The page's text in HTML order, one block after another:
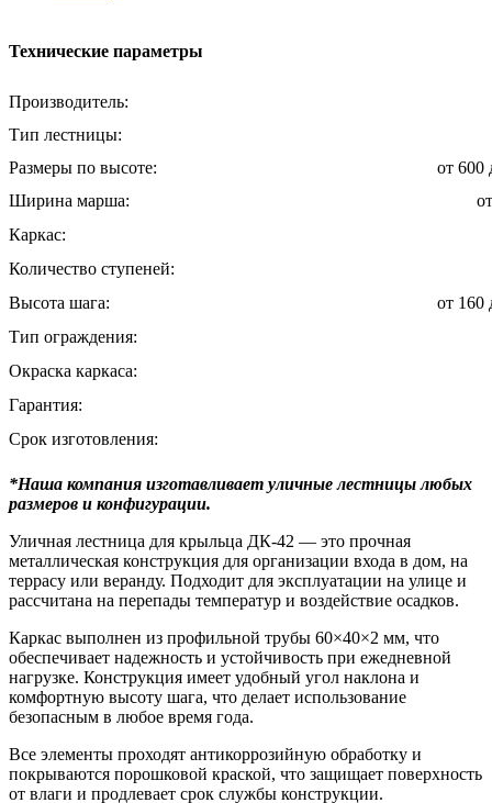
Технические параметры
Производитель:
Тип лестницы:
Размеры по высоте:
от 600
Ширина марша:
Каркас:
Количество ступеней:
Высота шага:
от 160
Тип ограждения:
Окраска каркаса:
Гарантия:
Срок изготовления:
*Наша компания изготавливает уличные лестницы любых
размеров и конфигурации.
Уличная лестница для крыльца ДК-42 — это прочная
металлическая конструкция для организации входа в дом, на
террасу или веранду. Подходит для эксплуатации на улице и
рассчитана на перепады температур и воздействие осадков.
Каркас выполнен из профильной трубы 60×40×2 мм, что
обеспечивает надежность и устойчивость при ежедневной
нагрузке. Конструкция имеет удобный угол наклона и
комфортную высоту шага, что делает использование
безопасным в любое время года.
Все элементы проходят антикоррозийную обработку и
покрываются порошковой краской, что защищает поверхность
от влаги и продлевает срок службы конструкции.